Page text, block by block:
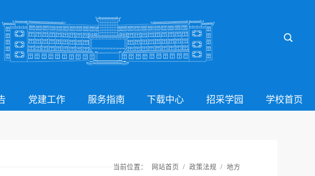
党建工作 服务指南 下载中心 招采学园 学校首页
当前位置： 网站首页 / 政策法规 / 地方